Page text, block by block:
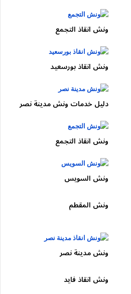
التي نخدمها
https://www.facebook.com/
407/posts/
ونش انقاذ التجمع
ونش انقاذ بورسعيد
دليل خدمات ونش مدينة نصر
ونش انقاذ التجمع
ونش السويس
ونش المقطم
ونش مدينة نصر
ونش انقاذ فايد